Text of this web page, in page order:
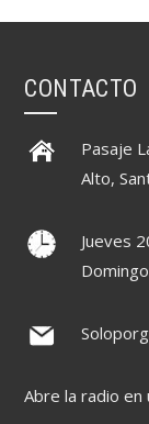
CONTACTO
Pasaje
Alto,
Jueves
Abre la radio en